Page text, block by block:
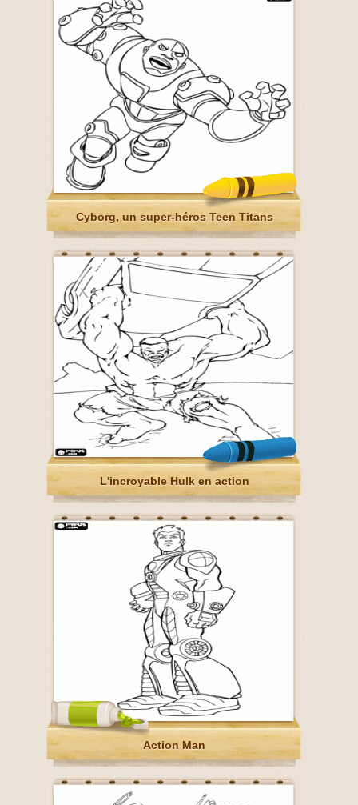
Cyborg, un super-héros Teen Titans
L'incroyable Hulk en action
Action Man